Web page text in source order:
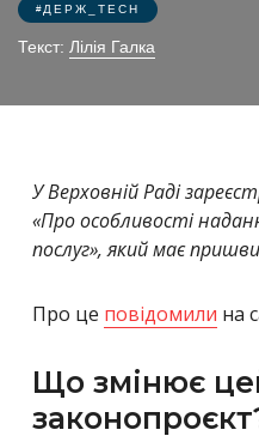
ДЕРЖ_TECH
Текст: Лілія Галка
У Верховній Раді
«Про особливості
послуг», який має
Про це повідомили на
Що змінює